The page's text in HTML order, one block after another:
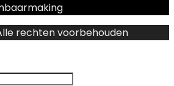
rechten voorbehouden